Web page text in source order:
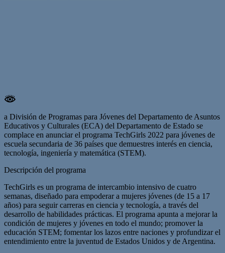
a División de Programas para Jóvenes del Departamento de Asuntos
Educativos y Culturales (ECA) del Departamento de Estado se
complace en anunciar el programa TechGirls 2022 para jóvenes de
escuela secundaria de 36 países que demuestres interés en ciencia,
tecnología, ingeniería y matemática (STEM).
Descripción del programa
TechGirls es un programa de intercambio intensivo de cuatro
semanas, diseñado para empoderar a mujeres jóvenes (de 15 a 17
años) para seguir carreras en ciencia y tecnología, a través del
desarrollo de habilidades prácticas. El programa apunta a mejorar la
condición de mujeres y jóvenes en todo el mundo; promover la
educación STEM; fomentar los lazos entre naciones y profundizar el
entendimiento entre la juventud de Estados Unidos y de Argentina.